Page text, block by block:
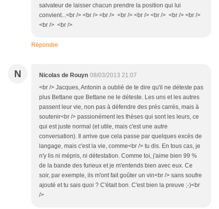
salvateur de laisser chacun prendre la position qui lui
convient...<br /> <br /> <br /> <br /> <br /> <br /> <br /> <br />
<br /> <br />
Répondre
N Nicolas de Rouyn 08/03/2013 21:07
<br /> Jacques, Antonin a oublié de te dire qu'il ne déteste pas
plus Bettane que Bettane ne le déteste. Les uns et les autres
passent leur vie, non pas à défendre des prés carrés, mais à
soutenir<br /> passionément les thèses qui sont les leurs, ce
qui est juste normal (et utile, mais c'est une autre
conversation). Il arrive que cela passe par quelques excès de
langage, mais c'est la vie, comme<br /> tu dis. En tous cas, je
n'y lis ni mépris, ni détestation. Comme toi, j'aime bien 99 %
de la bande des furieux et je m'entends bien avec eux. Ce
soir, par exemple, ils m'ont fait goûter un vin<br /> sans soufre
ajouté et tu sais quoi ? C'était bon. C'est bien la preuve ;-)<br
/>